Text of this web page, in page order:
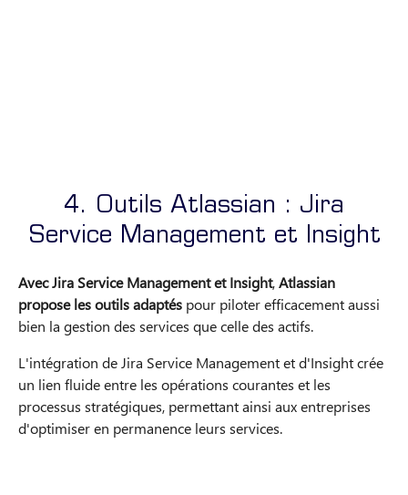
4. Outils Atlassian : Jira
Service Management et Insight
Avec Jira Service Management et Insight,Atlassian
propose les outils adaptés pour piloter efficacement aussi
bien la gestion des services que celle des actifs.
L'intégration de Jira Service Management et d'Insight crée
un lien fluide entre les opérations courantes et les
processus stratégiques, permettant ainsi aux entreprises
d'optimiser en permanence leurs services.